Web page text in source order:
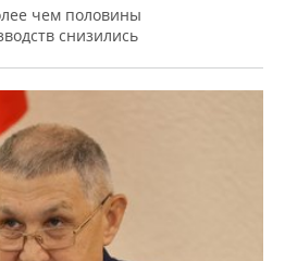
чем половины
снизились